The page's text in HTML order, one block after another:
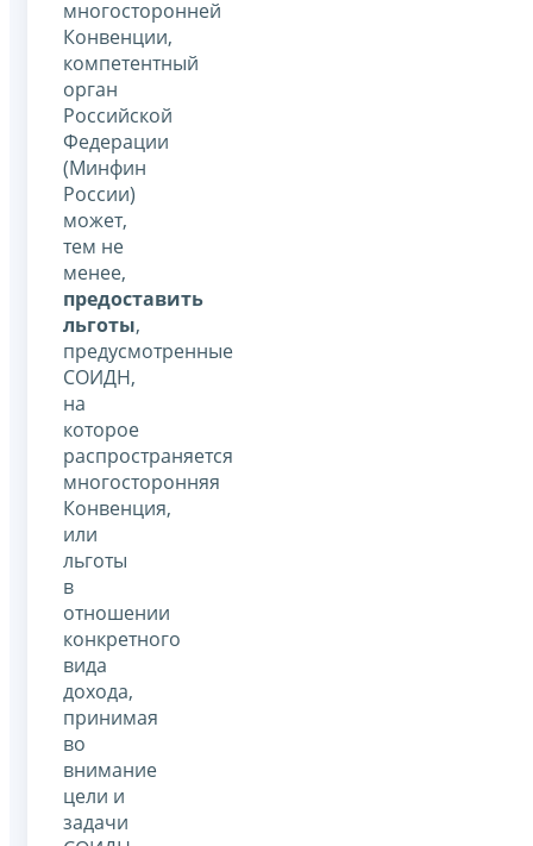
многосторонней
Конвенции,
компетентный
орган
Российской
Федерации
(Минфин
России)
может,
тем не
менее,
предоставить
льготы,
предусмотренные
СОИДН,
на
которое
распространяется
многосторонняя
Конвенция,
или
льготы
в
отношении
конкретного
вида
дохода,
принимая
во
внимание
цели и
задачи